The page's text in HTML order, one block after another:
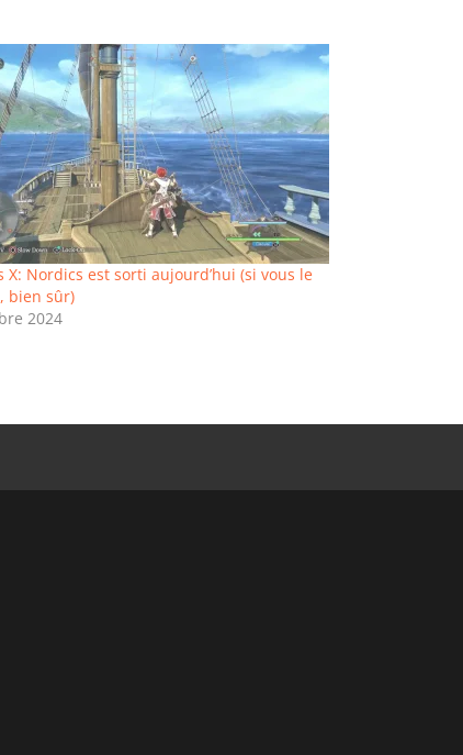
X: Nordics est sorti aujourd’hui (si vous le
bien sûr)
2024